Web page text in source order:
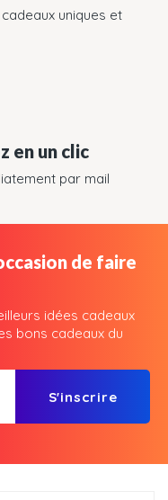
uniques et
en un clic
par mail
de faire
idées cadeaux
bons cadeaux du
S'inscrire